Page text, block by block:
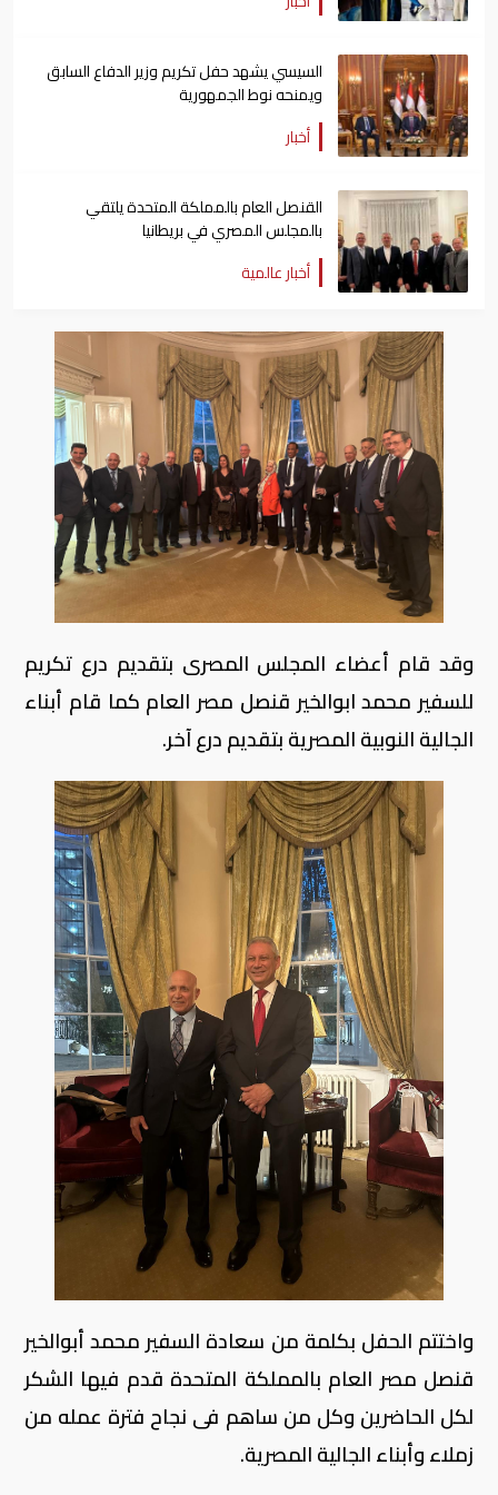
السيسي يشهد حفل تكريم وزير الدفاع السابق
ويمنحه نوط الجمهورية
أخبار
القنصل العام بالمملكة المتحدة يلتقي
بالمجلس المصري في بريطانيا
أخبار عالمية
وقد قام أعضاء المجلس المصرى بتقديم درع تكريم
للسفير محمد ابوالخير قنصل مصر العام كما قام أبناء
الجالية النوبية المصرية بتقديم درع آخر.
واختتم الحفل بكلمة من سعادة السفير محمد أبوالخير
قنصل مصر العام بالمملكة المتحدة قدم فيها الشكر
لكل الحاضرين وكل من ساهم فى نجاح فترة عمله من
زملاء وأبناء الجالية المصرية.